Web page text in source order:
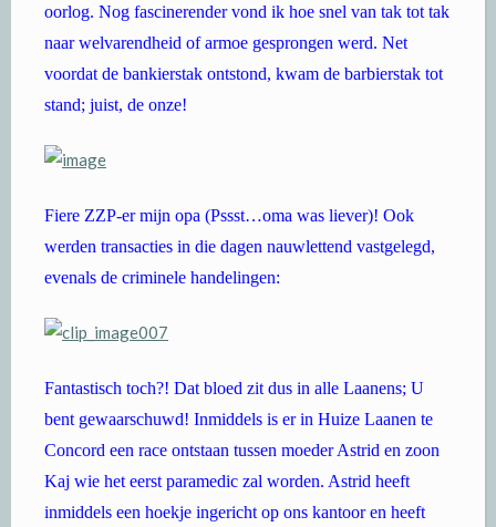
oorlog. Nog fascinerender vond ik hoe snel van tak tot tak
naar welvarendheid of armoe gesprongen werd. Net
voordat de bankierstak ontstond, kwam de barbierstak tot
stand; juist, de onze!
Fiere ZZP-er mijn opa (Pssst…oma was liever)! Ook
werden transacties in die dagen nauwlettend vastgelegd,
evenals de criminele handelingen:
Fantastisch toch?! Dat bloed zit dus in alle Laanens; U
bent gewaarschuwd! Inmiddels is er in Huize Laanen te
Concord een race ontstaan tussen moeder Astrid en zoon
Kaj wie het eerst paramedic zal worden. Astrid heeft
inmiddels een hoekje ingericht op ons kantoor en heeft